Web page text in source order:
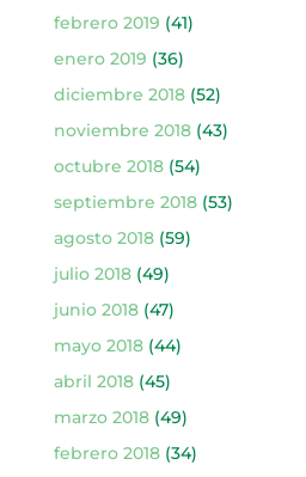
febrero 2019 (41)
enero 2019 (36)
diciembre 2018(52)
noviembre 2018(43)
octubre 2018(54)
septiembre 2018(53)
agosto 2018(59)
julio 2018(49)
junio 2018(47)
mayo 2018(44)
abril 2018(45)
marzo 2018(49)
febrero 2018(34)